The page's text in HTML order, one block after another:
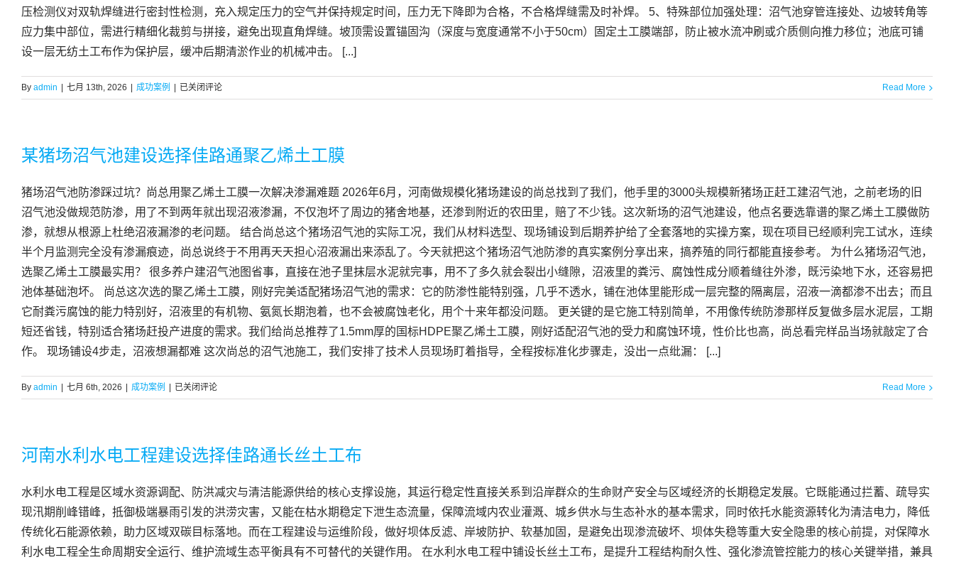
压检测仪对双轨焊缝进行密封性检测，充入规定压力的空气并保持规定时间，压力无下降即为合格，不合格焊缝需及时补焊。 5、特殊部位加强处理：沼气池穿管连接处、边坡转角等
应力集中部位，需进行精细化裁剪与拼接，避免出现直角焊缝。坡顶需设置锚固沟（深度与宽度通常不小于50cm）固定土工膜端部，防止被水流冲刷或介质侧向推力移位；池底可铺
设一层无纺土工布作为保护层，缓冲后期清淤作业的机械冲击。 [...]
By admin 七月 13th, 2026 成功案例
江
西
猪
场
气
池
设
铺
设
渗
土
工
已关闭评论 Read More
某猪场沼气池建设选择佳路通聚乙烯土工膜
猪场沼气池防渗踩过坑？尚总用聚乙烯土工膜一次解决渗漏难题 2026年6月，河南做规模化猪场建设的尚总找到了我们，他手里的3000头规模新猪场正赶工建沼气池，之前老场的旧
沼气池没做规范防渗，用了不到两年就出现沼液渗漏，不仅泡坏了周边的猪舍地基，还渗到附近的农田里，赔了不少钱。这次新场的沼气池建设，他点名要选靠谱的聚乙烯土工膜做防
渗，就想从根源上杜绝沼液漏渗的老问题。 结合尚总这个猪场沼气池的实际工况，我们从材料选型、现场铺设到后期养护给了全套落地的实操方案，现在项目已经顺利完工试水，连续
半个月监测完全没有渗漏痕迹，尚总说终于不用再天天担心沼液漏出来添乱了。今天就把这个猪场沼气池防渗的真实案例分享出来，搞养殖的同行都能直接参考。 为什么猪场沼气池，
选聚乙烯土工膜最实用？ 很多养户建沼气池图省事，直接在池子里抹层水泥就完事，用不了多久就会裂出小缝隙，沼液里的粪污、腐蚀性成分顺着缝往外渗，既污染地下水，还容易把
池体基础泡坏。 尚总这次选的聚乙烯土工膜，刚好完美适配猪场沼气池的需求：它的防渗性能特别强，几乎不透水，铺在池体里能形成一层完整的隔离层，沼液一滴都渗不出去；而且
它耐粪污腐蚀的能力特别好，沼液里的有机物、氨氮长期泡着，也不会被腐蚀老化，用个十来年都没问题。 更关键的是它施工特别简单，不用像传统防渗那样反复做多层水泥层，工期
短还省钱，特别适合猪场赶投产进度的需求。我们给尚总推荐了1.5mm厚的国标HDPE聚乙烯土工膜，刚好适配沼气池的受力和腐蚀环境，性价比也高，尚总看完样品当场就敲定了合
作。 现场铺设4步走，沼液想漏都难 这次尚总的沼气池施工，我们安排了技术人员现场盯着指导，全程按标准化步骤走，没出一点纰漏： [...]
By admin 七月 6th, 2026 成功案例
某
猪
气
池
设
选
佳
路
已关闭评论 Read More
河南水利水电工程建设选择佳路通长丝土工布
水利水电工程是区域水资源调配、防洪减灾与清洁能源供给的核心支撑设施，其运行稳定性直接关系到沿岸群众的生命财产安全与区域经济的长期稳定发展。它既能通过拦蓄、疏导实
现汛期削峰错峰，抵御极端暴雨引发的洪涝灾害，又能在枯水期稳定下泄生态流量，保障流域内农业灌溉、城乡供水与生态补水的基本需求，同时依托水能资源转化为清洁电力，降低
传统化石能源依赖，助力区域双碳目标落地。而在工程建设与运维阶段，做好坝体反滤、岸坡防护、软基加固，是避免出现渗流破坏、坝体失稳等重大安全隐患的核心前提，对保障水
利水电工程全生命周期安全运行、维护流域生态平衡具有不可替代的关键作用。 在水利水电工程中铺设长丝土工布，是提升工程结构耐久性、强化渗流管控能力的核心关键举措，兼具